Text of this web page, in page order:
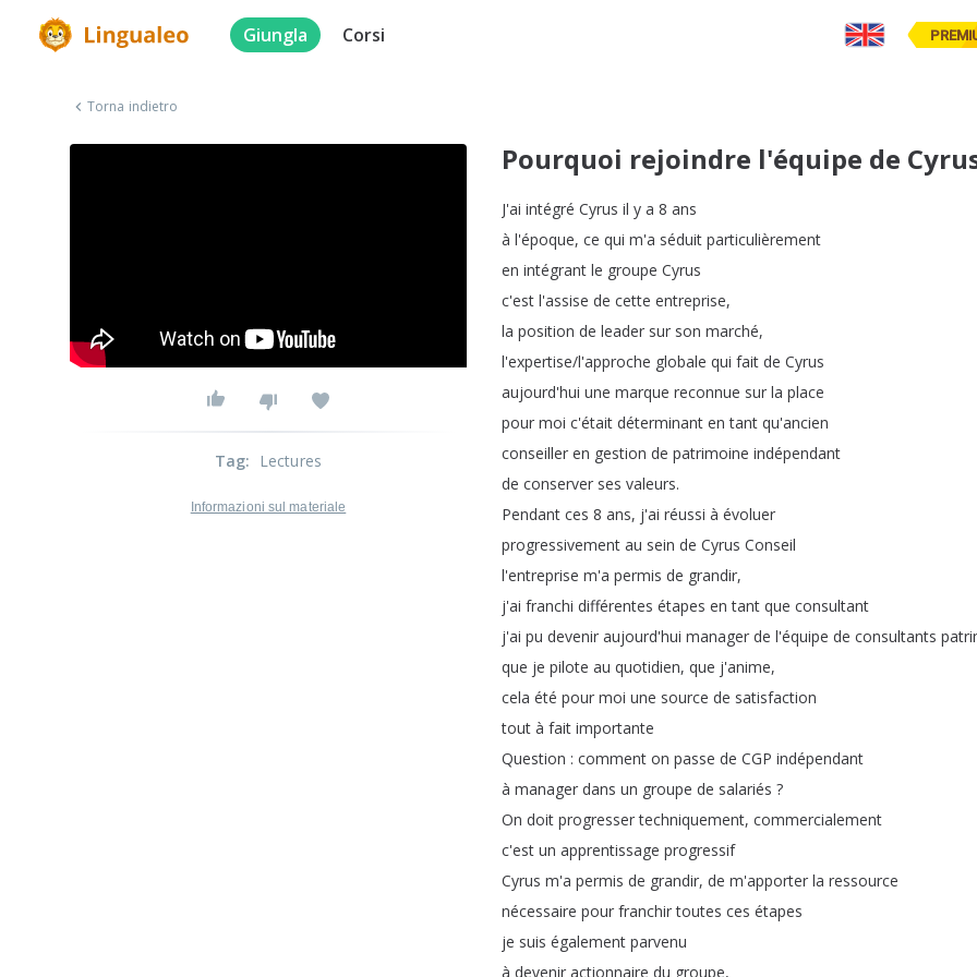
Giungla Corsi
Torna indietro
Pourquoi rejoindre l'équipe de
J'ai intégré Cyrus il y a 8 ans
à l'époque, ce qui m'a séduit particulièrement
en intégrant le groupe Cyrus
c'est l'assise de cette entreprise,
la position de leader sur son marché,
l'expertise/l'approche globale qui fait de Cyrus
aujourd'hui une marque reconnue sur la place
pour moi c'était déterminant en tant qu'ancien
conseiller en gestion de patrimoine indépendant
de conserver ses valeurs.
Pendant ces 8 ans, j'ai réussi à évoluer
progressivement au sein de Cyrus Conseil
l'entreprise m'a permis de grandir,
j'ai franchi différentes étapes en tant que consultant
j'ai pu devenir aujourd'hui manager de l'équipe de consultants
que je pilote au quotidien, que j'anime,
cela été pour moi une source de satisfaction
tout à fait importante
Question : comment on passe de CGP indépendant
à manager dans un groupe de salariés ?
On doit progresser techniquement, commercialement
c'est un apprentissage progressif
Cyrus m'a permis de grandir, de m'apporter la ressource
nécessaire pour franchir toutes ces étapes
je suis également parvenu
à devenir actionnaire du groupe,
Tag: Lectures
Informazioni sul materiale